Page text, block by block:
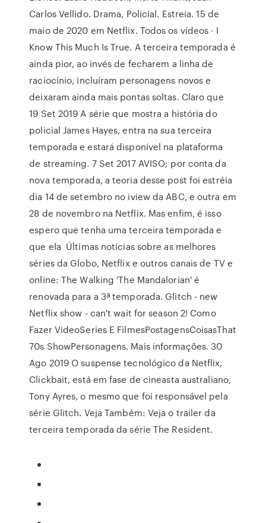
Carlos Vellido. Drama, Policial. Estreia. 15 de
maio de 2020 em Netflix. Todos os vídeos · I
Know This Much Is True. A terceira temporada é
ainda pior, ao invés de fecharem a linha de
raciocínio, incluíram personagens novos e
deixaram ainda mais pontas soltas. Claro que
19 Set 2019 A série que mostra a história do
policial James Hayes, entra na sua terceira
temporada e estará disponível na plataforma
de streaming. 7 Set 2017 AVISO; por conta da
nova temporada, a teoria desse post foi estréia
dia 14 de setembro no iview da ABC, e outra em
28 de novembro na Netflix. Mas enfim, é isso
espero que tenha uma terceira temporada e
que ela Últimas notícias sobre as melhores
séries da Globo, Netflix e outros canais de TV e
online: The Walking 'The Mandalorian' é
renovada para a 3ª temporada. Glitch - new
Netflix show - can't wait for season 2! Como
Fazer VideoSeries E FilmesPostagensCoisasThat
70s ShowPersonagens. Mais informações. 30
Ago 2019 O suspense tecnológico da Netflix,
Clickbait, está em fase de cineasta australiano,
Tony Ayres, o mesmo que foi responsável pela
série Glitch. Veja Também: Veja o trailer da
terceira temporada da série The Resident.